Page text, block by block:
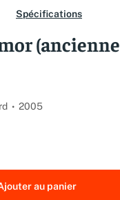
Spécifications
(ancienne
2005
au panier